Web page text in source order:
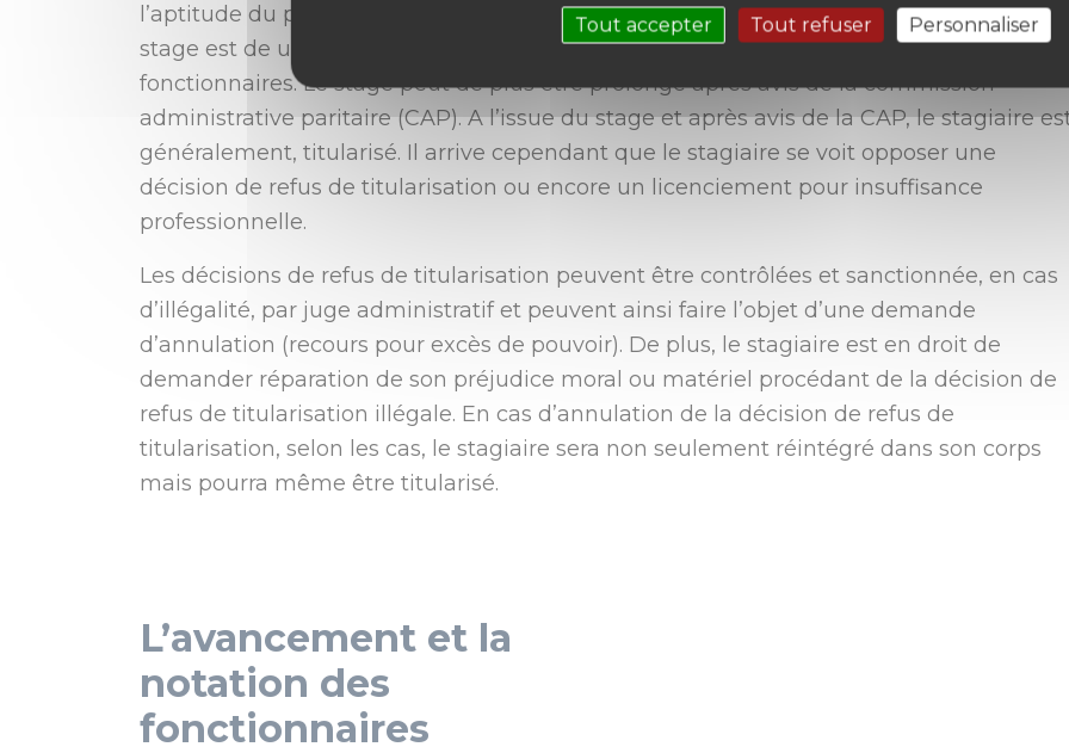
l’aptitude du postulant titulaire à exercer ses futures fonctions. La durée habituelle du
stage est de un an mais elle varie selon les statuts particuliers de chaque corps de
fonctionnaires. Le stage peut de plus être prolongé après avis de la commission
administrative paritaire (CAP). A l’issue du stage et après avis de la CAP, le stagiaire
généralement, titularisé. Il arrive cependant que le stagiaire se voit opposer une
décision de refus de titularisation ou encore un licenciement pour insuffisance
professionnelle.
Les décisions de refus de titularisation peuvent être contrôlées et sanctionnée, en cas
d’illégalité, par juge administratif et peuvent ainsi faire l’objet d’une demande
d’annulation (recours pour excès de pouvoir). De plus, le stagiaire est en droit de
demander réparation de son préjudice moral ou matériel procédant de la décision de
refus de titularisation illégale. En cas d’annulation de la décision de refus de
titularisation, selon les cas, le stagiaire sera non seulement réintégré dans son corps
mais pourra même être titularisé.
L’avancement et la
notation des
fonctionnaires
Tout accepter Tout refuser Personnaliser